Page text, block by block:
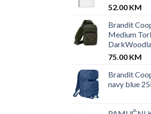
52.00 KM
Brandit
Medium
75.00 KM
Brandit
navy blue